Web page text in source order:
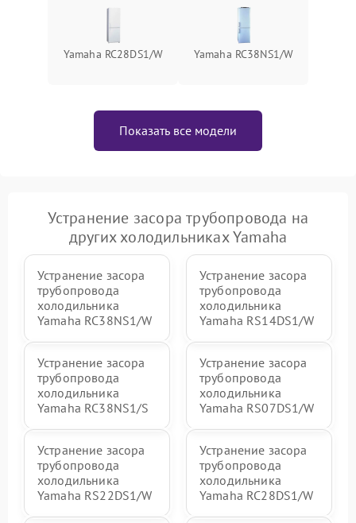
Yamaha RC28DS1/W Yamaha RC38NS1/W
Показать все модели
Устранение засора трубопровода на
других холодильниках Yamaha
Устранение засора
трубопровода
холодильника
Yamaha RC38NS1/W
Устранение засора
трубопровода
холодильника
Yamaha RS14DS1/W
Устранение засора
трубопровода
холодильника
Yamaha RC38NS1/S
Устранение засора
трубопровода
холодильника
Yamaha RS07DS1/W
Устранение засора
трубопровода
холодильника
Yamaha RS22DS1/W
Устранение засора
трубопровода
холодильника
Yamaha RC28DS1/W